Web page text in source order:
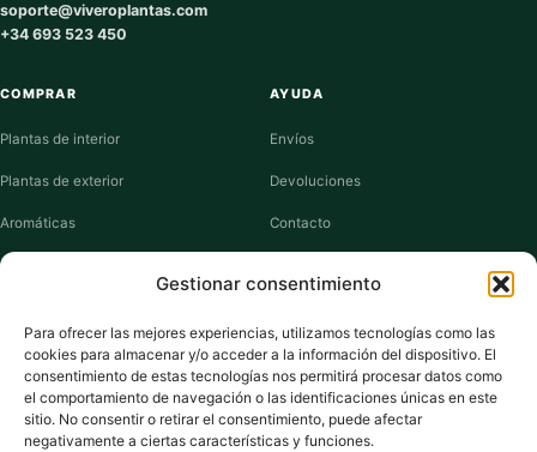
Gestionar consentimiento
Para ofrecer las mejores experiencias, utilizamos tecnologías como las
cookies para almacenar y/o acceder a la información del dispositivo. El
consentimiento de estas tecnologías nos permitirá procesar datos como
el comportamiento de navegación o las identificaciones únicas en este
sitio. No consentir o retirar el consentimiento, puede afectar
negativamente a ciertas características y funciones.
soporte@viveroplantas.com
+34 693 523 450
COMPRAR
Plantas de interior
Plantas de exterior
Aromáticas
Suculentas
AYUDA
Envíos
Devoluciones
Contacto
VIVERO PLANTAS
Sobre nosotros